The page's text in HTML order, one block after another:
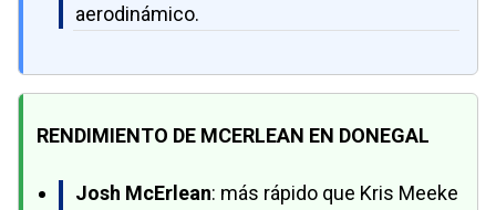
aerodinámico.
RENDIMIENTO DE MCERLEAN EN DONEGAL
Josh McErlean: más rápido que Kris Meeke